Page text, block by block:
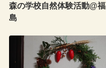
森の学校自然体験活動@福
島